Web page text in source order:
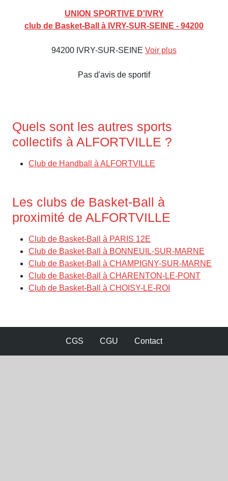
UNION SPORTIVE D'IVRY
club de Basket-Ball à IVRY-SUR-SEINE - 94200
94200 IVRY-SUR-SEINE Voir plus
Pas d'avis de sportif
Quels sont les autres sports
collectifs à ALFORTVILLE ?
Club de Handball à ALFORTVILLE
Les clubs de Basket-Ball à
proximité de ALFORTVILLE
Club de Basket-Ball à PARIS 12E
Club de Basket-Ball à BONNEUIL-SUR-MARNE
Club de Basket-Ball à CHAMPIGNY-SUR-MARNE
Club de Basket-Ball à CHARENTON-LE-PONT
Club de Basket-Ball à CHOISY-LE-ROI
CGS CGU Contact